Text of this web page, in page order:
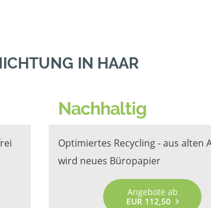
IN HAAR
Nachhaltig
Optimiertes Recycling - aus alten
wird neues Büropapier
Angebote ab
EUR 112,50